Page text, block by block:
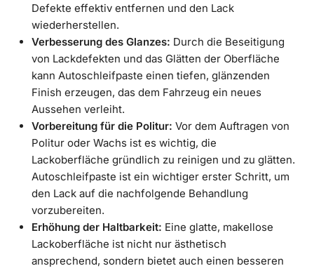
Defekte effektiv entfernen und den Lack
wiederherstellen.
Verbesserung des Glanzes: Durch die Beseitigung
von Lackdefekten und das Glätten der Oberfläche
kann Autoschleifpaste einen tiefen, glänzenden
Finish erzeugen, das dem Fahrzeug ein neues
Aussehen verleiht.
Vorbereitung für die Politur: Vor dem Auftragen von
Politur oder Wachs ist es wichtig, die
Lackoberfläche gründlich zu reinigen und zu glätten.
Autoschleifpaste ist ein wichtiger erster Schritt, um
den Lack auf die nachfolgende Behandlung
vorzubereiten.
Erhöhung der Haltbarkeit: Eine glatte, makellose
Lackoberfläche ist nicht nur ästhetisch
ansprechend, sondern bietet auch einen besseren